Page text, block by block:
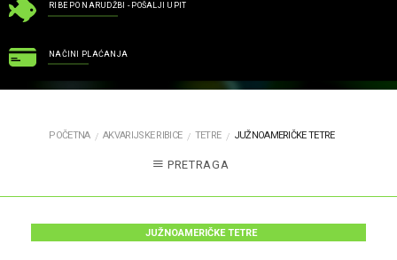
RIBE PO NARUDŽBI - POŠALJI UPIT
NAČINI PLAĆANJA
POČETNA / AKVARIJSKE RIBICE / TETRE / JUŽNOAMERIČKE TETRE
PRETRAGA
JUŽNOAMERIČKE TETRE